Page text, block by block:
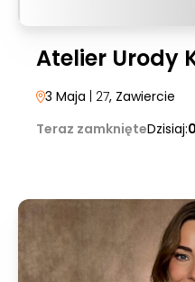
Atelier Urody
3 Maja | 27, Zawiercie
Teraz zamknięteDzisiaj: